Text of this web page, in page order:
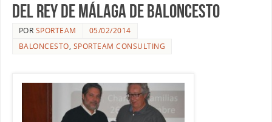
del Rey de Málaga de Baloncesto
POR SPORTEAM
05/02/2014
BALONCESTO, SPORTEAM CONSULTING